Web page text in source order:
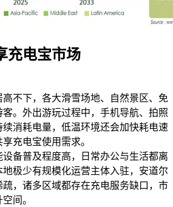
充电宝市场
不下，各大滑雪场地、自然景区、免
。外出游玩过程中，手机导航、拍照
消耗电量，低温环境还会加快耗电速
充电宝使用需求。
备普及程度高，日常办公与生活都离
极少有规模化运营主体入驻，安道尔
，诸多区域都存在充电服务缺口，市
间。